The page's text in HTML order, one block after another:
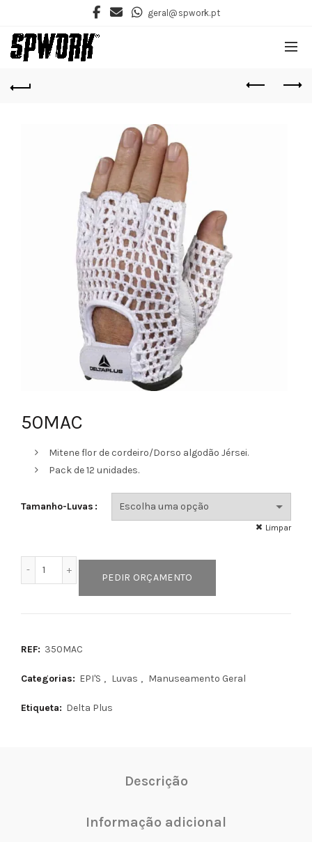
geral@spwork.pt
50MAC
Mitene flor de cordeiro/Dorso algodão Jérsei.
Pack de 12 unidades.
Tamanho-Luvas
Limpar
Quantidade de 50MAC
PEDIR ORÇAMENTO
REF: 350MAC
Categorias: EPI'S , Luvas , Manuseamento Geral
Etiqueta: Delta Plus
Descrição
Informação adicional